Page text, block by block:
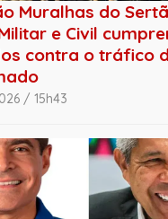
Muralhas do
e Civil
contra o tráfico
/ 15h43